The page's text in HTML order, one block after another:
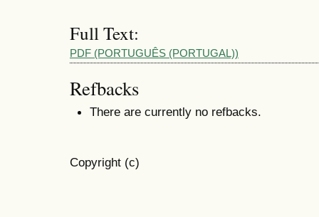
Full Text:
PDF (PORTUGUÊS (PORTUGAL))
Refbacks
There are currently no refbacks.
Copyright (c)